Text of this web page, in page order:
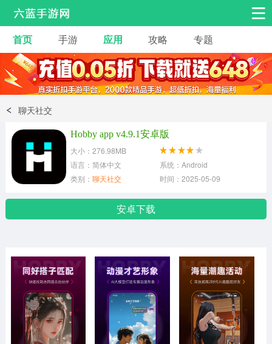
安卓手游 手游工具
热门手游 角色扮演 益智休闲
动作射击
冒险解谜 经营养成
体育竞技
首页 手游 应用 攻略 专题
聊天社交
Hobby app v4.9.1安卓版
大小：276.98MB
语言：简体中文
系统：Android
类别： 聊天社交 时间：2025-05-09
安卓下载